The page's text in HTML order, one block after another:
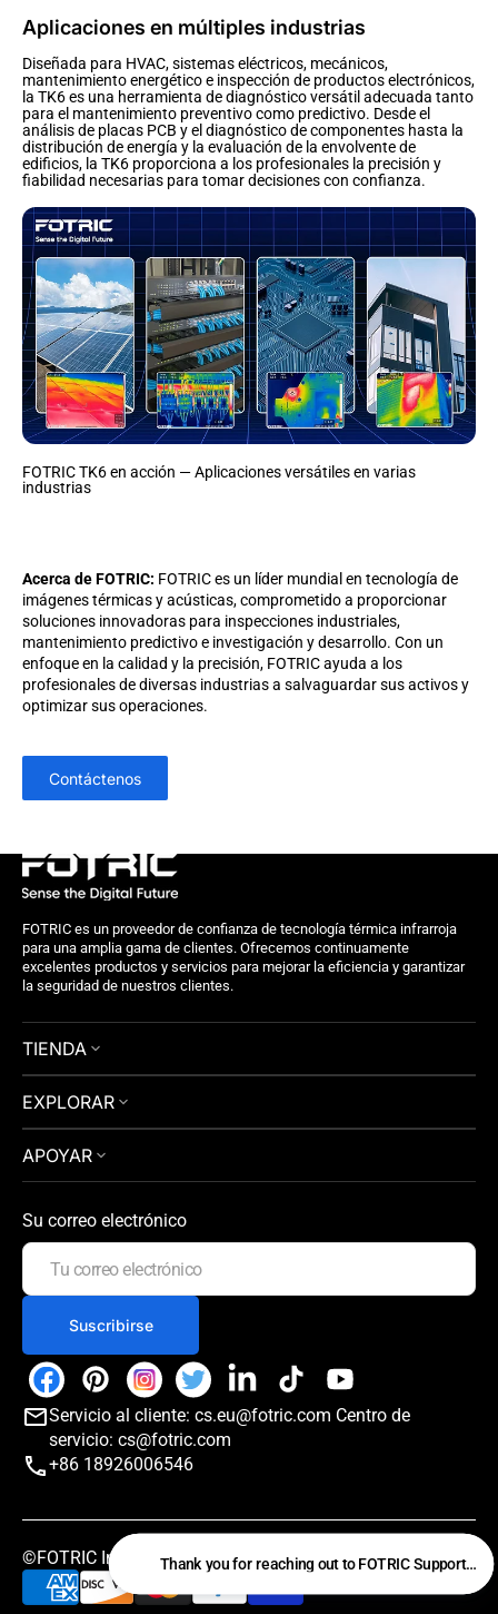
Aplicaciones en múltiples industrias
Diseñada para HVAC, sistemas eléctricos, mecánicos,
mantenimiento energético e inspección de productos electrónicos,
la TK6 es una herramienta de diagnóstico versátil adecuada tanto
para el mantenimiento preventivo como predictivo. Desde el
análisis de placas PCB y el diagnóstico de componentes hasta la
distribución de energía y la evaluación de la envolvente de
edificios, la TK6 proporciona a los profesionales la precisión y
fiabilidad necesarias para tomar decisiones con confianza.
FOTRIC TK6 en acción — Aplicaciones versátiles en varias
industrias
Acerca de FOTRIC: FOTRIC es un líder mundial en tecnología de
imágenes térmicas y acústicas, comprometido a proporcionar
soluciones innovadoras para inspecciones industriales,
mantenimiento predictivo e investigación y desarrollo. Con un
enfoque en la calidad y la precisión, FOTRIC ayuda a los
profesionales de diversas industrias a salvaguardar sus activos y
optimizar sus operaciones.
Contáctenos
FOTRIC es un proveedor de confianza de tecnología térmica infrarroja
para una amplia gama de clientes. Ofrecemos continuamente
excelentes productos y servicios para mejorar la eficiencia y garantizar
la seguridad de nuestros clientes.
TIENDA
EXPLORAR
APOYAR
Su correo electrónico
Tu
correo
electrónico
Suscribirse
FacebookPinterestInstagramTwitter LinkedInTikTokYouTube
Servicio al cliente: cs.eu@fotric.com Centro de
servicio: cs@fotric.com
+86 18926006546
©FOTRIC Inc. 2026. All Rights Reserved
Thank you for reaching out to FOTRIC Support.